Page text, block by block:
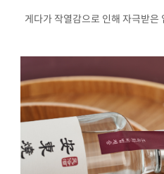
게다가 작열감으로 인해 자극받은